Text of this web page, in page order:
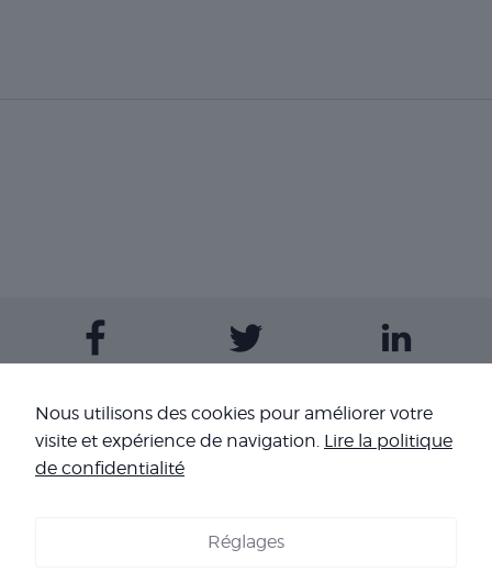
Contactez-nous
Nous utilisons des cookies pour améliorer votre
visite et expérience de navigation. Lire la politique
de confidentialité
Réglages